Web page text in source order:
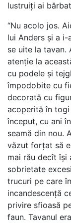
lustruiți ai
“Nu acolo jos.
lui Anders și a i-
se uite la tavan.
atenție la
cu podele și
împodobite cu
decorată cu
acoperită în
început, cu ani
seamă din nou.
văzut forțat să
mai rău decît își
sobrietate
trucuri pe care
incandescență
privire sfioasă
faun. Tavanul